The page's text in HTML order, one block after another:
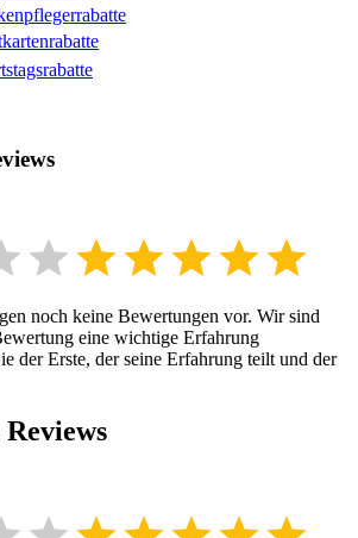
noch keine Bewertungen vor. Wir sind
eine wichtige Erfahrung
der Erste, der seine Erfahrung teilt und der
Reviews